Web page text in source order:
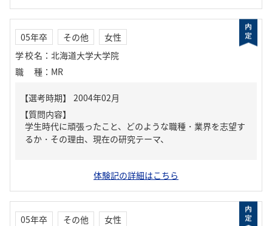
05年卒 その他
女性
学校名 ： 北海道大学大学院
職種 ： MR
【質問内容】
学生時代に頑張ったこと、どのような職種・業界を志望す
るか・その理由、現在の研究テーマ、
体験記の詳細はこちら
05年卒 その他
女性